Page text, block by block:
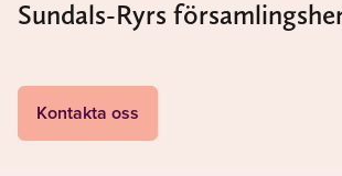
Sundals-Ryrs
Kontakta oss